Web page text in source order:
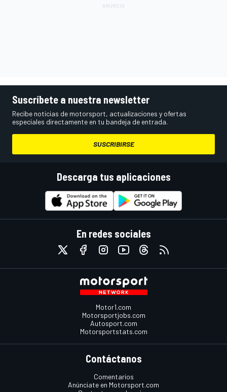
Suscríbete a nuestra newsletter
Recibe noticias de motorsport, actualizaciones y ofertas
especiales directamente en tu bandeja de entrada.
SUSCRIBIRSE
Descarga tus aplicaciones
En redes sociales
Motor1.com
Motorsportjobs.com
Autosport.com
Motorsportstats.com
Contáctanos
Comentarios
Anúnciate en Motorsport.com